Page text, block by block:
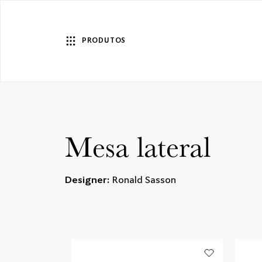
PRODUTOS
Mesa lateral
Designer: Ronald Sasson